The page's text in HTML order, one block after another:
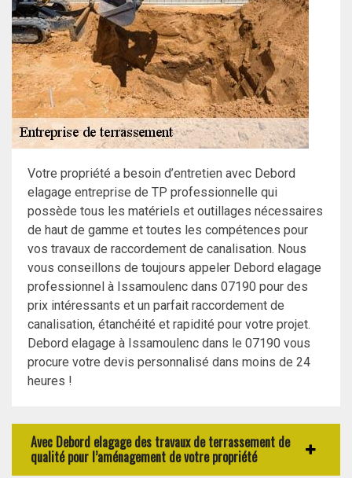
Votre propriété a besoin d’entretien avec Debord
elagage entreprise de TP professionnelle qui
possède tous les matériels et outillages nécessaires
de haut de gamme et toutes les compétences pour
vos travaux de raccordement de canalisation. Nous
vous conseillons de toujours appeler Debord elagage
professionnel à Issamoulenc dans 07190 pour des
prix intéressants et un parfait raccordement de
canalisation, étanchéité et rapidité pour votre projet.
Debord elagage à Issamoulenc dans le 07190 vous
procure votre devis personnalisé dans moins de 24
heures !
Avec Debord elagage des travaux de terrassement de
qualité pour l’aménagement de votre propriété